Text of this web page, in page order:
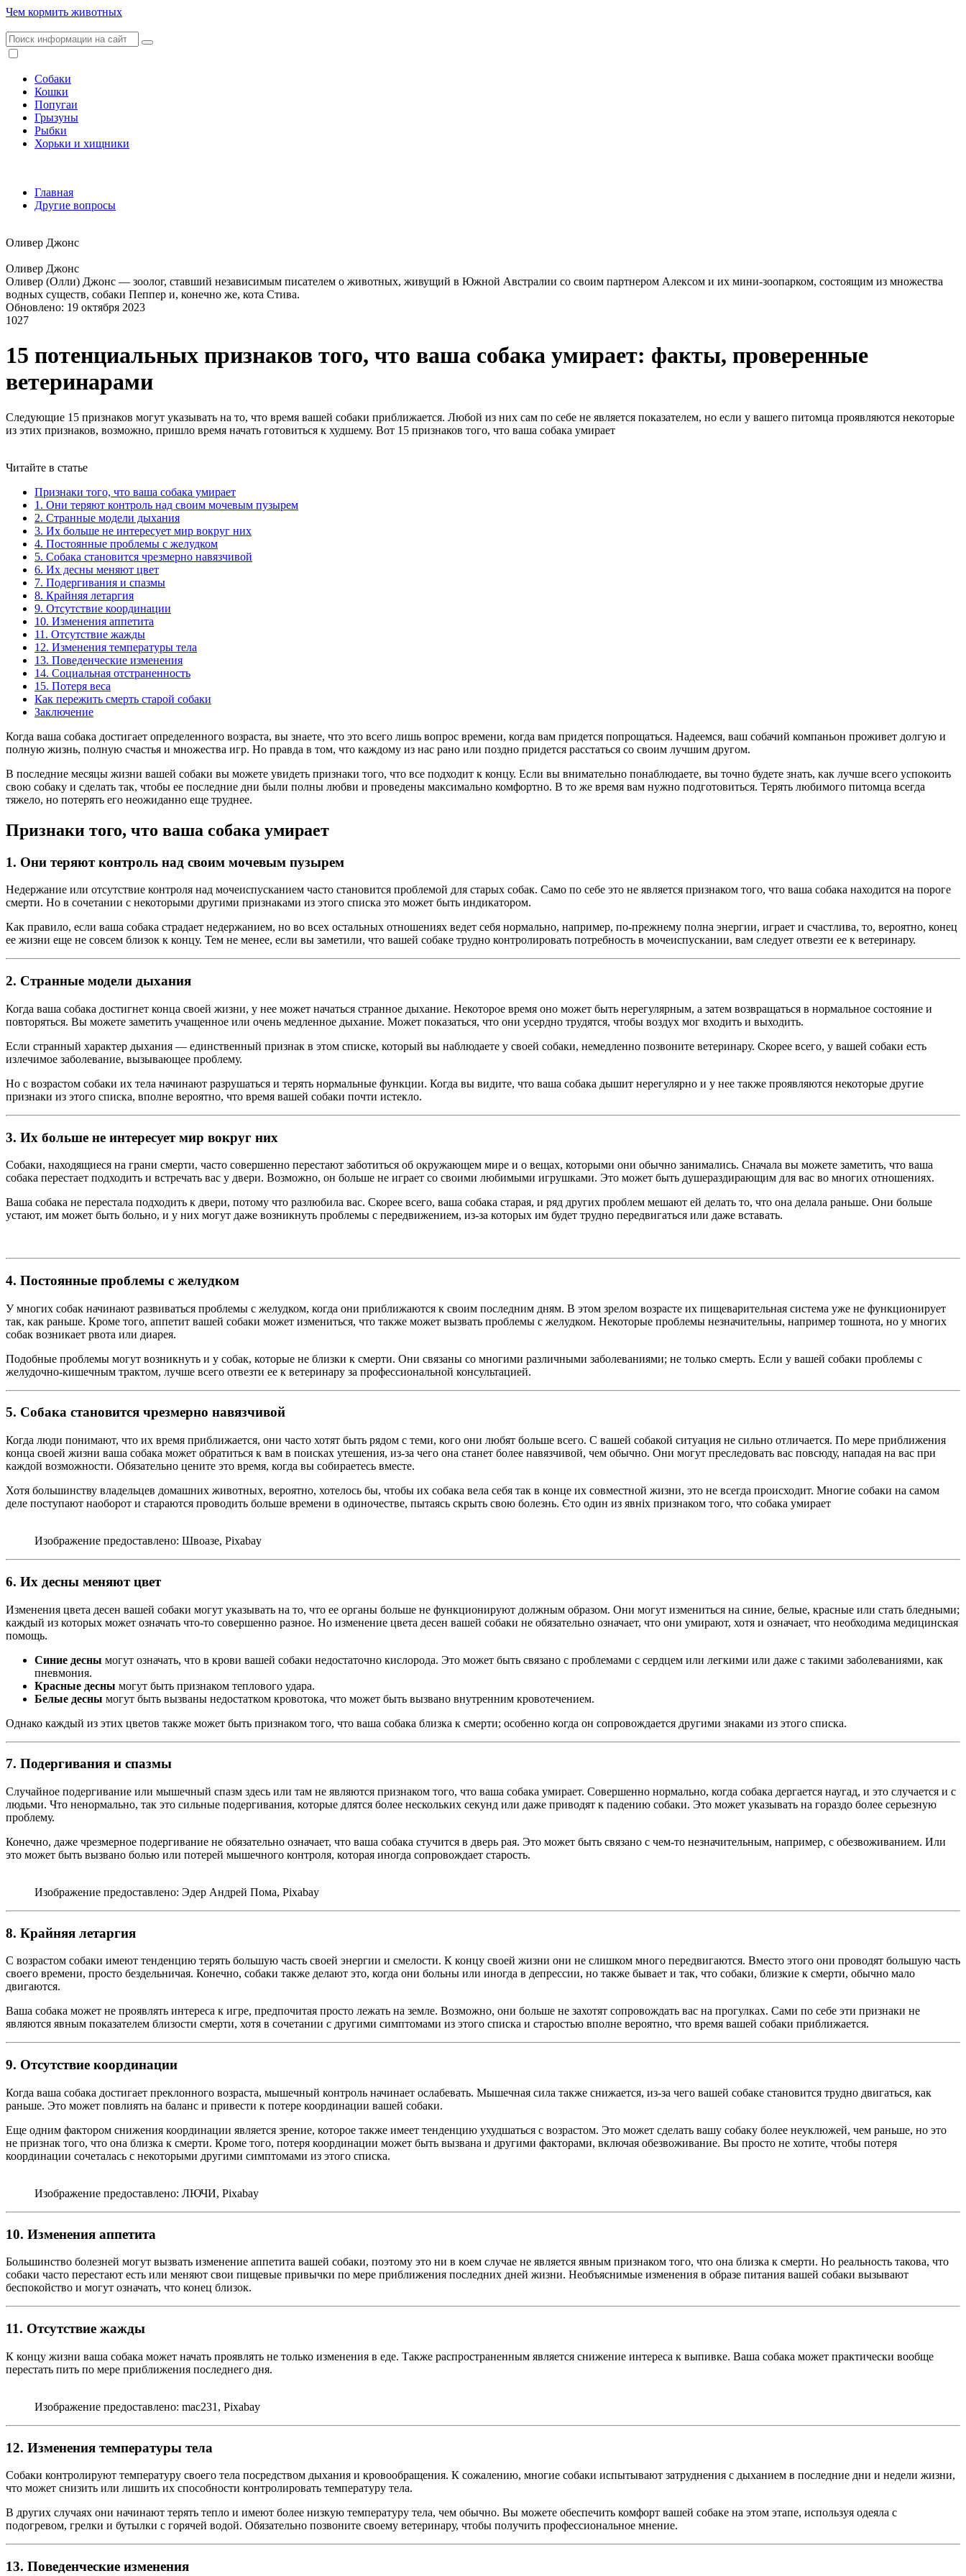
Чем кормить животных
Собаки
Кошки
Попугаи
Грызуны
Рыбки
Хорьки и хищники
Главная
Другие вопросы
Оливер Джонс
Оливер Джонс
Оливер (Олли) Джонс — зоолог, ставший независимым писателем о животных, живущий в Южной Австралии со своим партнером Алексом и их мини-зоопарком, состоящим из множества
водных существ, собаки Пеппер и, конечно же, кота Стива.
Обновлено: 19 октября 2023
1027
15 потенциальных признаков того, что ваша собака умирает: факты, проверенные
ветеринарами
Следующие 15 признаков могут указывать на то, что время вашей собаки приближается. Любой из них сам по себе не является показателем, но если у вашего питомца проявляются некоторые
из этих признаков, возможно, пришло время начать готовиться к худшему. Вот 15 признаков того, что ваша собака умирает
Читайте в статье
Признаки того, что ваша собака умирает
1. Они теряют контроль над своим мочевым пузырем
2. Странные модели дыхания
3. Их больше не интересует мир вокруг них
4. Постоянные проблемы с желудком
5. Собака становится чрезмерно навязчивой
6. Их десны меняют цвет
7. Подергивания и спазмы
8. Крайняя летаргия
9. Отсутствие координации
10. Изменения аппетита
11. Отсутствие жажды
12. Изменения температуры тела
13. Поведенческие изменения
14. Социальная отстраненность
15. Потеря веса
Как пережить смерть старой собаки
Заключение
Когда ваша собака достигает определенного возраста, вы знаете, что это всего лишь вопрос времени, когда вам придется попрощаться. Надеемся, ваш собачий компаньон проживет долгую и
полную жизнь, полную счастья и множества игр. Но правда в том, что каждому из нас рано или поздно придется расстаться со своим лучшим другом.
В последние месяцы жизни вашей собаки вы можете увидеть признаки того, что все подходит к концу. Если вы внимательно понаблюдаете, вы точно будете знать, как лучше всего успокоить
свою собаку и сделать так, чтобы ее последние дни были полны любви и проведены максимально комфортно. В то же время вам нужно подготовиться. Терять любимого питомца всегда
тяжело, но потерять его неожиданно еще труднее.
Признаки того, что ваша собака умирает
1. Они теряют контроль над своим мочевым пузырем
Недержание или отсутствие контроля над мочеиспусканием часто становится проблемой для старых собак. Само по себе это не является признаком того, что ваша собака находится на пороге
смерти. Но в сочетании с некоторыми другими признаками из этого списка это может быть индикатором.
Как правило, если ваша собака страдает недержанием, но во всех остальных отношениях ведет себя нормально, например, по-прежнему полна энергии, играет и счастлива, то, вероятно, конец
ее жизни еще не совсем близок к концу. Тем не менее, если вы заметили, что вашей собаке трудно контролировать потребность в мочеиспускании, вам следует отвезти ее к ветеринару.
2. Странные модели дыхания
Когда ваша собака достигнет конца своей жизни, у нее может начаться странное дыхание. Некоторое время оно может быть нерегулярным, а затем возвращаться в нормальное состояние и
повторяться. Вы можете заметить учащенное или очень медленное дыхание. Может показаться, что они усердно трудятся, чтобы воздух мог входить и выходить.
Если странный характер дыхания — единственный признак в этом списке, который вы наблюдаете у своей собаки, немедленно позвоните ветеринару. Скорее всего, у вашей собаки есть
излечимое заболевание, вызывающее проблему.
Но с возрастом собаки их тела начинают разрушаться и терять нормальные функции. Когда вы видите, что ваша собака дышит нерегулярно и у нее также проявляются некоторые другие
признаки из этого списка, вполне вероятно, что время вашей собаки почти истекло.
3. Их больше не интересует мир вокруг них
Собаки, находящиеся на грани смерти, часто совершенно перестают заботиться об окружающем мире и о вещах, которыми они обычно занимались. Сначала вы можете заметить, что ваша
собака перестает подходить и встречать вас у двери. Возможно, он больше не играет со своими любимыми игрушками. Это может быть душераздирающим для вас во многих отношениях.
Ваша собака не перестала подходить к двери, потому что разлюбила вас. Скорее всего, ваша собака старая, и ряд других проблем мешают ей делать то, что она делала раньше. Они больше
устают, им может быть больно, и у них могут даже возникнуть проблемы с передвижением, из-за которых им будет трудно передвигаться или даже вставать.
4. Постоянные проблемы с желудком
У многих собак начинают развиваться проблемы с желудком, когда они приближаются к своим последним дням. В этом зрелом возрасте их пищеварительная система уже не функционирует
так, как раньше. Кроме того, аппетит вашей собаки может измениться, что также может вызвать проблемы с желудком. Некоторые проблемы незначительны, например тошнота, но у многих
собак возникает рвота или диарея.
Подобные проблемы могут возникнуть и у собак, которые не близки к смерти. Они связаны со многими различными заболеваниями; не только смерть. Если у вашей собаки проблемы с
желудочно-кишечным трактом, лучше всего отвезти ее к ветеринару за профессиональной консультацией.
5. Собака становится чрезмерно навязчивой
Когда люди понимают, что их время приближается, они часто хотят быть рядом с теми, кого они любят больше всего. С вашей собакой ситуация не сильно отличается. По мере приближения
конца своей жизни ваша собака может обратиться к вам в поисках утешения, из-за чего она станет более навязчивой, чем обычно. Они могут преследовать вас повсюду, нападая на вас при
каждой возможности. Обязательно цените это время, когда вы собираетесь вместе.
Хотя большинству владельцев домашних животных, вероятно, хотелось бы, чтобы их собака вела себя так в конце их совместной жизни, это не всегда происходит. Многие собаки на самом
деле поступают наоборот и стараются проводить больше времени в одиночестве, пытаясь скрыть свою болезнь. Єто один из явніх признаком того, что собака умирает
Изображение предоставлено: Швоазе, Pixabay
6. Их десны меняют цвет
Изменения цвета десен вашей собаки могут указывать на то, что ее органы больше не функционируют должным образом. Они могут измениться на синие, белые, красные или стать бледными;
каждый из которых может означать что-то совершенно разное. Но изменение цвета десен вашей собаки не обязательно означает, что они умирают, хотя и означает, что необходима медицинская
помощь.
Синие десны могут означать, что в крови вашей собаки недостаточно кислорода. Это может быть связано с проблемами с сердцем или легкими или даже с такими заболеваниями, как
пневмония.
Красные десны могут быть признаком теплового удара.
Белые десны могут быть вызваны недостатком кровотока, что может быть вызвано внутренним кровотечением.
Однако каждый из этих цветов также может быть признаком того, что ваша собака близка к смерти; особенно когда он сопровождается другими знаками из этого списка.
7. Подергивания и спазмы
Случайное подергивание или мышечный спазм здесь или там не являются признаком того, что ваша собака умирает. Совершенно нормально, когда собака дергается наугад, и это случается и с
людьми. Что ненормально, так это сильные подергивания, которые длятся более нескольких секунд или даже приводят к падению собаки. Это может указывать на гораздо более серьезную
проблему.
Конечно, даже чрезмерное подергивание не обязательно означает, что ваша собака стучится в дверь рая. Это может быть связано с чем-то незначительным, например, с обезвоживанием. Или
это может быть вызвано болью или потерей мышечного контроля, которая иногда сопровождает старость.
Изображение предоставлено: Эдер Андрей Пома, Pixabay
8. Крайняя летаргия
С возрастом собаки имеют тенденцию терять большую часть своей энергии и смелости. К концу своей жизни они не слишком много передвигаются. Вместо этого они проводят большую часть
своего времени, просто бездельничая. Конечно, собаки также делают это, когда они больны или иногда в депрессии, но также бывает и так, что собаки, близкие к смерти, обычно мало
двигаются.
Ваша собака может не проявлять интереса к игре, предпочитая просто лежать на земле. Возможно, они больше не захотят сопровождать вас на прогулках. Сами по себе эти признаки не
являются явным показателем близости смерти, хотя в сочетании с другими симптомами из этого списка и старостью вполне вероятно, что время вашей собаки приближается.
9. Отсутствие координации
Когда ваша собака достигает преклонного возраста, мышечный контроль начинает ослабевать. Мышечная сила также снижается, из-за чего вашей собаке становится трудно двигаться, как
раньше. Это может повлиять на баланс и привести к потере координации вашей собаки.
Еще одним фактором снижения координации является зрение, которое также имеет тенденцию ухудшаться с возрастом. Это может сделать вашу собаку более неуклюжей, чем раньше, но это
не признак того, что она близка к смерти. Кроме того, потеря координации может быть вызвана и другими факторами, включая обезвоживание. Вы просто не хотите, чтобы потеря
координации сочеталась с некоторыми другими симптомами из этого списка.
Изображение предоставлено: ЛЮЧИ, Pixabay
10. Изменения аппетита
Большинство болезней могут вызвать изменение аппетита вашей собаки, поэтому это ни в коем случае не является явным признаком того, что она близка к смерти. Но реальность такова, что
собаки часто перестают есть или меняют свои пищевые привычки по мере приближения последних дней жизни. Необъяснимые изменения в образе питания вашей собаки вызывают
беспокойство и могут означать, что конец близок.
11. Отсутствие жажды
К концу жизни ваша собака может начать проявлять не только изменения в еде. Также распространенным является снижение интереса к выпивке. Ваша собака может практически вообще
перестать пить по мере приближения последнего дня.
Изображение предоставлено: mac231, Pixabay
12. Изменения температуры тела
Собаки контролируют температуру своего тела посредством дыхания и кровообращения. К сожалению, многие собаки испытывают затруднения с дыханием в последние дни и недели жизни,
что может снизить или лишить их способности контролировать температуру тела.
В других случаях они начинают терять тепло и имеют более низкую температуру тела, чем обычно. Вы можете обеспечить комфорт вашей собаке на этом этапе, используя одеяла с
подогревом, грелки и бутылки с горячей водой. Обязательно позвоните своему ветеринару, чтобы получить профессиональное мнение.
13. Поведенческие изменения